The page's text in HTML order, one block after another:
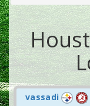
vassadi